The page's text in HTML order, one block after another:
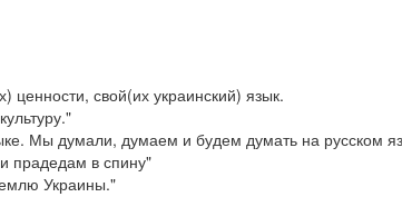
свой(их украинский) язык.
Мы думали, думаем и будем думать на русском
прадедам в спину"
Украины."